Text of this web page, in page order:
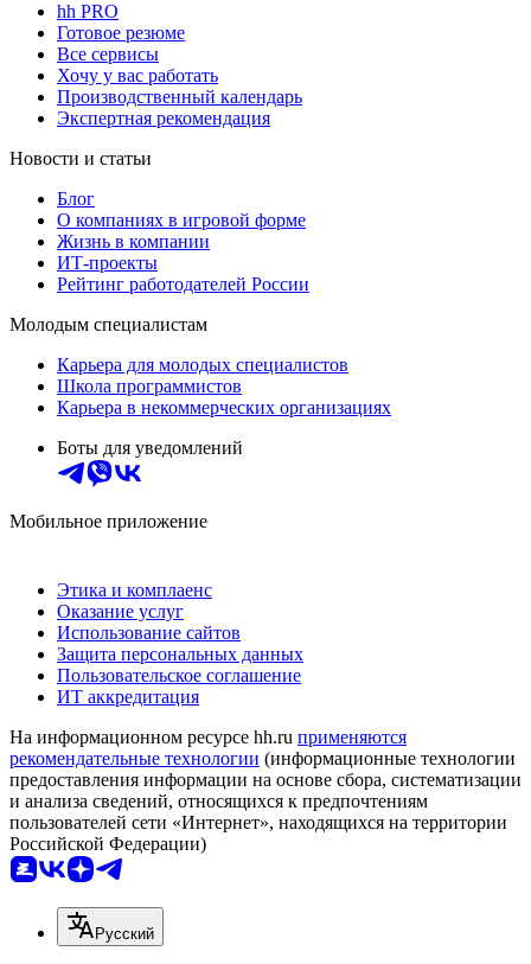
hh PRO
Готовое резюме
Все сервисы
Хочу у вас работать
Производственный календарь
Экспертная рекомендация
Новости и статьи
Блог
О компаниях в игровой форме
Жизнь в компании
ИТ-проекты
Рейтинг работодателей России
Молодым специалистам
Карьера для молодых специалистов
Школа программистов
Карьера в некоммерческих организациях
Боты для уведомлений
Мобильное приложение
Этика и комплаенс
Оказание услуг
Использование сайтов
Защита персональных данных
Пользовательское соглашение
ИТ аккредитация
На информационном ресурсе hh.ru применяются
рекомендательные технологии (информационные технологии
предоставления информации на основе сбора, систематизации
и анализа сведений, относящихся к предпочтениям
пользователей сети «Интернет», находящихся на территории
Российской Федерации)
Русский